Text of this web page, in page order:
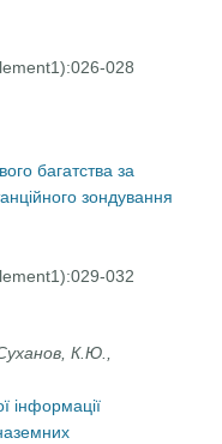
028
багатства за
зондування
032
К.Ю.,
інформації